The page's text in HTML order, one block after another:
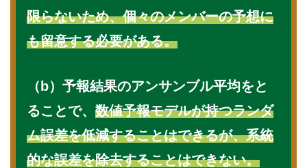
限らないため、個々のメンバーの予想に
も留意する必要がある。
（b）予報結果のアンサンブル平均をと
ることで、 数値予報モデルが持つランダ
ム誤差を低減することはできるが、系統
的な誤差を除去することはできない。